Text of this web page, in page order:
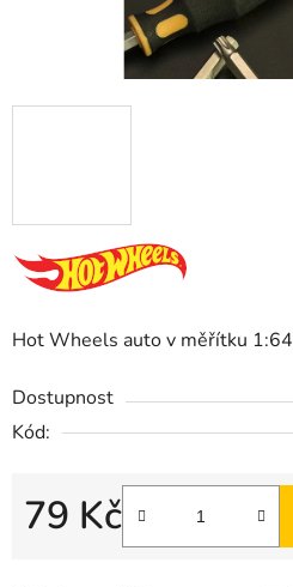
Hot Wheels auto v měřítku 1:64
Dostupnost
Kód:
79 Kč
Měrná cena: